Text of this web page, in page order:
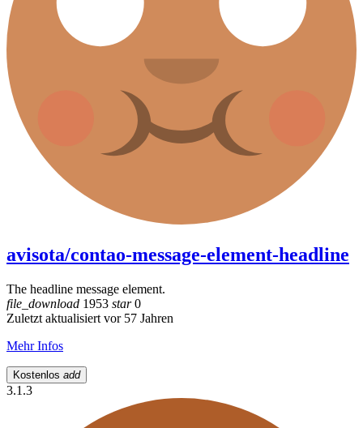
avisota/contao-message-element-headline
The headline message element.
file_download 1953 star0
Zuletzt aktualisiert vor 57 Jahren
Mehr Infos
Kostenlos add
3.1.3